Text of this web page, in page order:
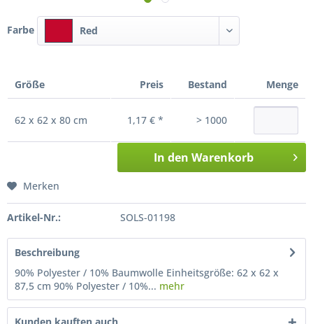
Farbe Red
Größe Preis Bestand Menge
62 x 62 x 80 cm 1,17 € * > 1000
In den Warenkorb
Merken
Artikel-Nr.: SOLS-01198
Beschreibung
90% Polyester / 10% Baumwolle Einheitsgröße: 62 x 62 x
87,5 cm 90% Polyester / 10%... mehr